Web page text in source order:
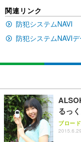
ュチェ
Sezlife
能 人
レスト
ョン
務用
Sezlife
ワーク
能 人
イト
￥
【純正
フッ
￥
【整備
ー フル
ort/
x2袋
ネオ・
￥1,800
Smart
限定】
超厚
関連リンク
防犯システムNAVI
防犯システムNAVI
るっ
ブロー